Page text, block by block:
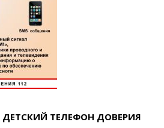
ТЕЛЕФОН ДОВЕРИЯ